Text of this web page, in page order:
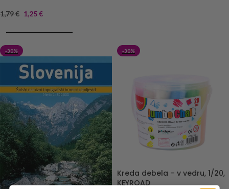
1,79€ 1,25€
-30% -30%
Kreda debela – v vedru, 1/20,
KEYROAD